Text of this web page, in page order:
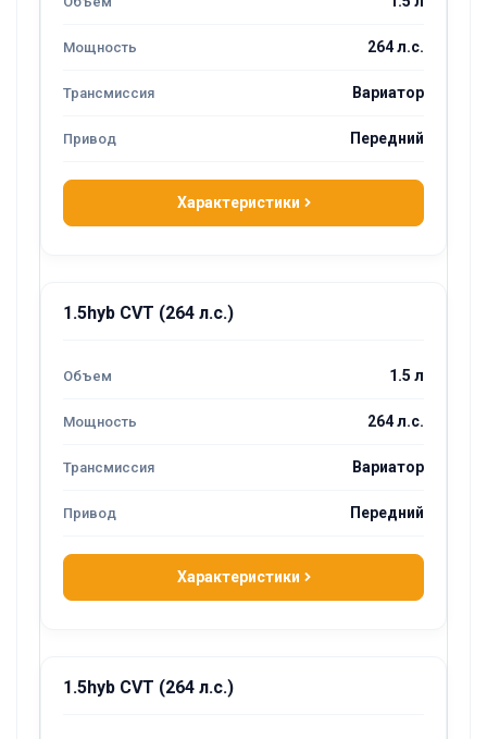
264 л.с.
Вариатор
Передний
Характеристики
1.5hyb CVT (264 л.с.)
1.5 л
264 л.с.
Вариатор
Передний
Характеристики
1.5hyb CVT (264 л.с.)